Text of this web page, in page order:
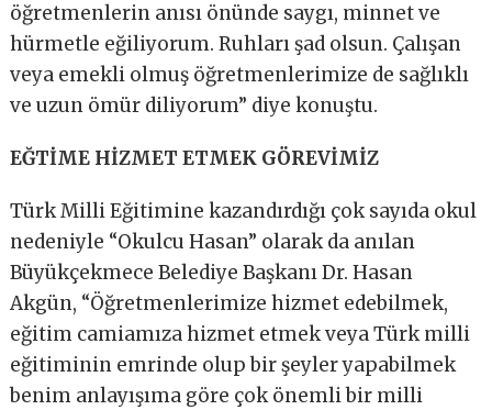
öğretmenlerin anısı önünde saygı, minnet ve
hürmetle eğiliyorum. Ruhları şad olsun. Çalışan
veya emekli olmuş öğretmenlerimize de sağlıklı
ve uzun ömür diliyorum” diye konuştu.
EĞTİME HİZMET ETMEK GÖREVİMİZ
Türk Milli Eğitimine kazandırdığı çok sayıda okul
nedeniyle “Okulcu Hasan” olarak da anılan
Büyükçekmece Belediye Başkanı Dr. Hasan
Akgün, “Öğretmenlerimize hizmet edebilmek,
eğitim camiamıza hizmet etmek veya Türk milli
eğitiminin emrinde olup bir şeyler yapabilmek
benim anlayışıma göre çok önemli bir milli